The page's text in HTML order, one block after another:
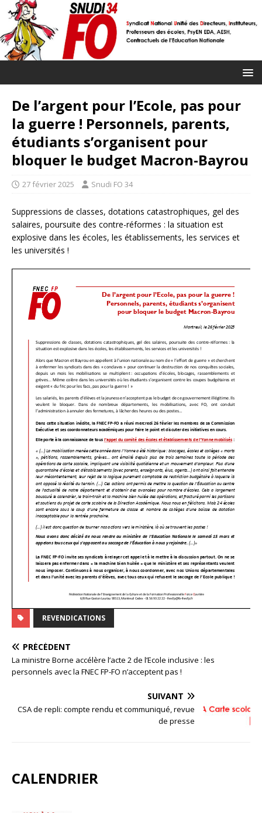
De l’argent pour l’Ecole, pas pour
la guerre ! Personnels, parents,
étudiants s’organisent pour
bloquer le budget Macron-Bayrou
27 février 2025 Snudi FO 34
Suppressions de classes, dotations catastrophiques, gel des
salaires, poursuite des contre-réformes : la situation est
explosive dans les écoles, les établissements, les services et
les universités !
REVENDICATIONS
PRÉCÉDENT
La ministre Borne accélère l’acte 2 de l’Ecole inclusive : les
personnels avec la FNEC FP-FO n’acceptent pas !
SUIVANT
CSA de repli: compte rendu et communiqué, revue
de presse
CALENDRIER